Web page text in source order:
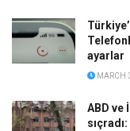
ayarlar
MARCH
ABD ve